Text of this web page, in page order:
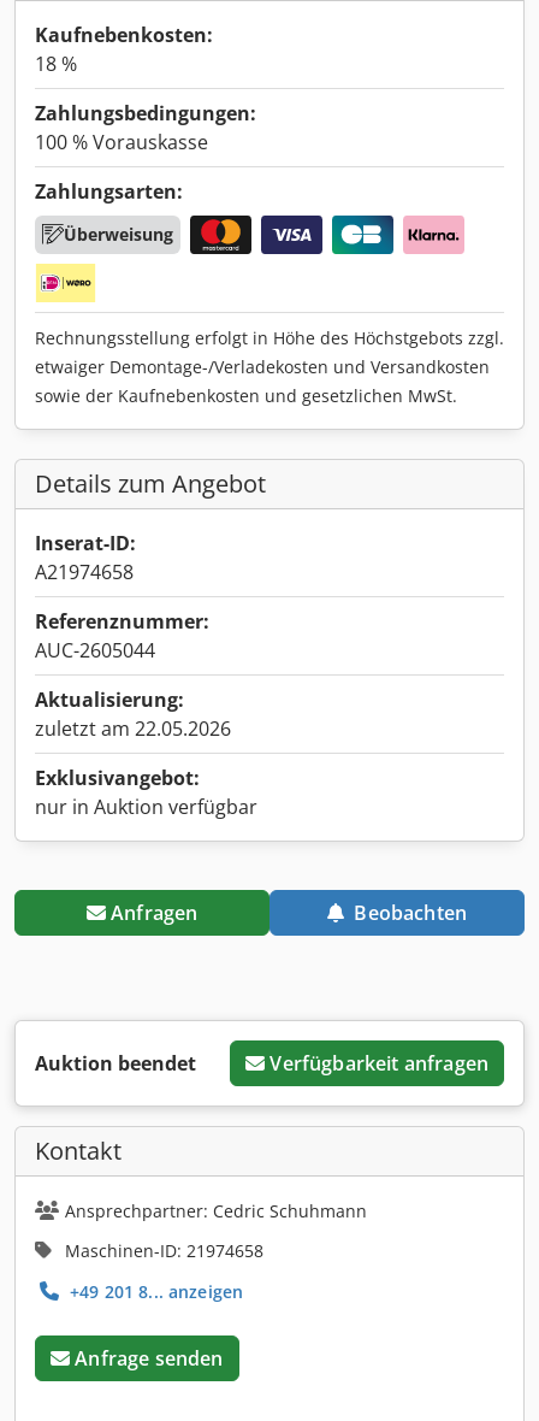
Kaufnebenkosten:
18 %
Zahlungsbedingungen:
100 % Vorauskasse
Zahlungsarten:
Überweisung
Rechnungsstellung erfolgt in Höhe des Höchstgebots zzgl.
etwaiger Demontage-/Verladekosten und Versandkosten
sowie der Kaufnebenkosten und gesetzlichen MwSt.
Details zum Angebot
Inserat-ID:
A21974658
Referenznummer:
AUC-2605044
Aktualisierung:
zuletzt am 22.05.2026
Exklusivangebot:
nur in Auktion verfügbar
Anfragen Beobachten
Auktion beendet Verfügbarkeit anfragen
Kontakt
Ansprechpartner: Cedric Schuhmann
Maschinen-ID: 21974658
+49 201 8... anzeigen
Anfrage senden